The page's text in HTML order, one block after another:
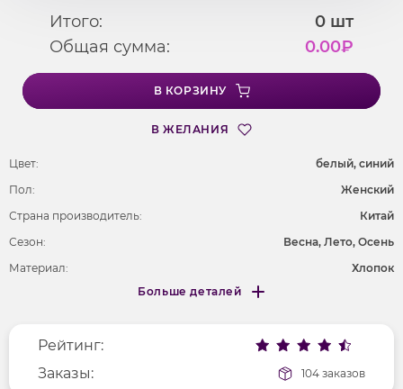
Итого: 0 шт
Общая сумма:
0.00₽
В КОРЗИНУ
В ЖЕЛАНИЯ
Цвет:
белый, cиний
Пол:
Женский
Страна производитель:
Китай
Сезон:
Весна, Лето, Осень
Материал:
Хлопок
Фактура материала
гладкий
Больше деталей
Меньше деталей
Рейтинг:
Заказы:
104 заказов